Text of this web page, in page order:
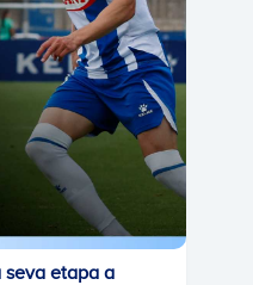
seva etapa a